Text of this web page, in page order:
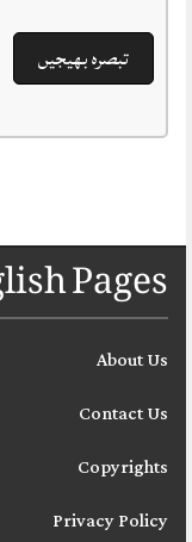
Pages
About Us
Contact Us
Copyrights
Privacy Policy